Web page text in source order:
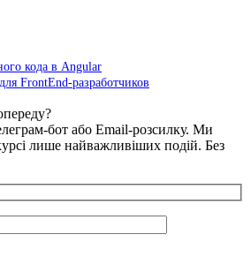
кода в Angular
FrontEnd-разработчиков
бот або Email-розсилку. Ми
лише найважливіших подій. Без